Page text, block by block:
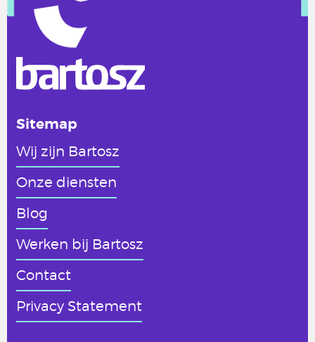
Sitemap
Wij zijn Bartosz
Onze diensten
Blog
Werken bij Bartosz
Contact
Privacy Statement